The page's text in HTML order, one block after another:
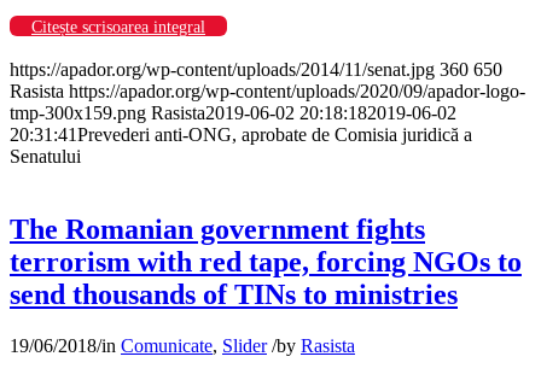
Citește scrisoarea integral
https://apador.org/wp-content/uploads/2014/11/senat.jpg 360 650
Rasista https://apador.org/wp-content/uploads/2020/09/apador-logo-
tmp-300x159.png Rasista2019-06-02 20:18:182019-06-02
20:31:41Prevederi anti-ONG, aprobate de Comisia juridică a
Senatului
The Romanian government fights
terrorism with red tape, forcing NGOs to
send thousands of TINs to ministries
19/06/2018/in Comunicate, Slider /by Rasista